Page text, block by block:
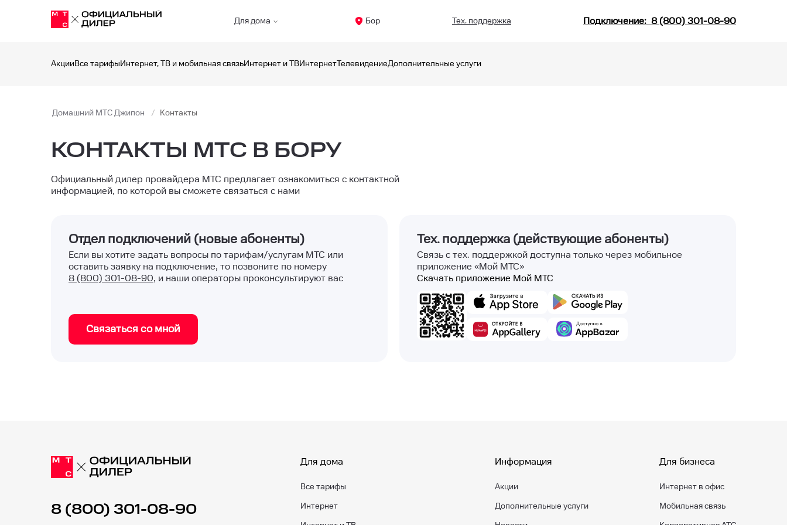
Для дома Бор Тех. поддержка Подключение: 8 (800) 301-08-90
АкцииВсе тарифыИнтернет, ТВ и мобильная связьИнтернет и ТВИнтернетТелевидениеДополнительные услуги
Домашний МТС Джипон Контакты
КОНТАКТЫ МТС В БОРУ
Официальный дилер провайдера МТС предлагает ознакомиться с контактной
информацией, по которой вы сможете связаться с нами
Отдел подключений (новые абоненты)
Если вы хотите задать вопросы по тарифам/услугам МТС или
оставить заявку на подключение, то позвоните по номеру
8 (800) 301-08-90, и наши операторы проконсультируют вас
Связаться со мной
Тех. поддержка (действующие абоненты)
Связь с тех. поддержкой доступна только через мобильное
приложение «Мой МТС»
Скачать приложение Мой МТС
8 (800) 301-08-90
Для дома
Все тарифы
Интернет
Информация
Акции
Дополнительные услуги
Для бизнеса
Интернет в офис
Мобильная связь